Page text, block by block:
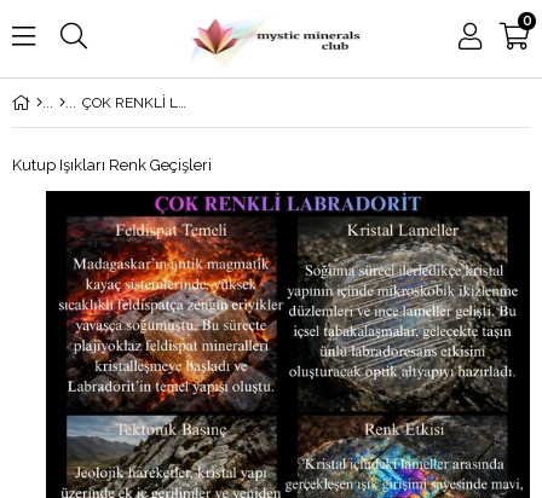
0
ÇOK RENKLİ LABRADORİT
Kutup Işıkları Renk Geçişleri